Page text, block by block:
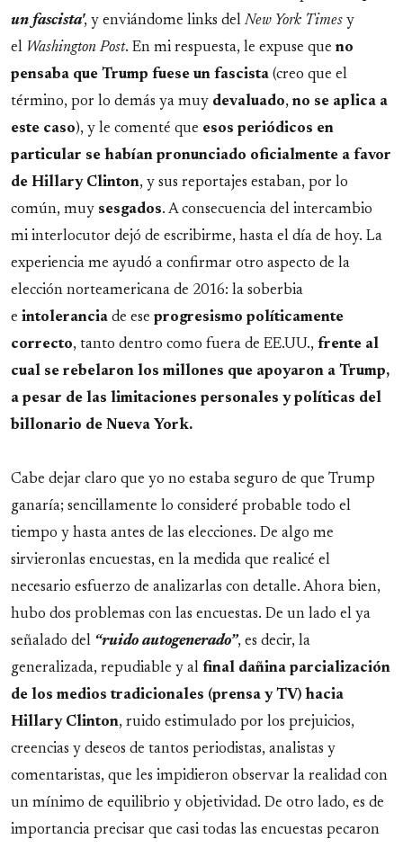
un fascista', y enviándome links del New York Times y
el Washington Post. En mi respuesta, le expuse que no
pensaba que Trump fuese un fascista (creo que el
término, por lo demás ya muy devaluado, no se aplica a
este caso), y le comenté que esos periódicos en
particular se habían pronunciado oficialmente a favor
de Hillary Clinton, y sus reportajes estaban, por lo
común, muy sesgados. A consecuencia del intercambio
mi interlocutor dejó de escribirme, hasta el día de hoy. La
experiencia me ayudó a confirmar otro aspecto de la
elección norteamericana de 2016: la soberbia
e intolerancia de ese progresismo políticamente
correcto, tanto dentro como fuera de EE.UU., frente al
cual se rebelaron los millones que apoyaron a Trump,
a pesar de las limitaciones personales y políticas del
billonario de Nueva York.
Cabe dejar claro que yo no estaba seguro de que Trump
ganaría; sencillamente lo consideré probable todo el
tiempo y hasta antes de las elecciones. De algo me
sirvieronlas encuestas, en la medida que realicé el
necesario esfuerzo de analizarlas con detalle. Ahora bien,
hubo dos problemas con las encuestas. De un lado el ya
señalado del “ruido autogenerado”, es decir, la
generalizada, repudiable y al final dañina parcialización
de los medios tradicionales (prensa y TV) hacia
Hillary Clinton, ruido estimulado por los prejuicios,
creencias y deseos de tantos periodistas, analistas y
comentaristas, que les impidieron observar la realidad con
un mínimo de equilibrio y objetividad. De otro lado, es de
importancia precisar que casi todas las encuestas pecaron